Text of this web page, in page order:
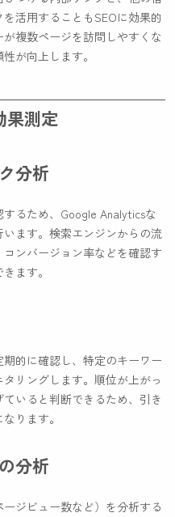
活用することもSEOに効果的
複数ページを訪問しやすくな
が向上します。
果測定
分析
るため、Google Analyticsな
ます。検索エンジンからの流
ンバージョン率などを確認す
ます。
的に確認し、特定のキーワー
リングします。順位が上がっ
いると判断できるため、引き
ります。
分析
ジビュー数など）を分析する